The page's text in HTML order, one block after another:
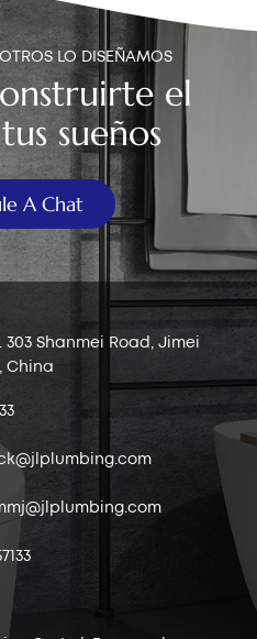
Español
Português
文
LO DISEÑAMOS
el
sueños
A Chat
303 Shanmei Road, Jimei
China